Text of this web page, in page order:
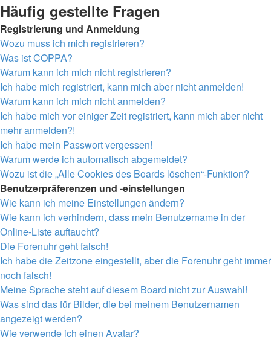
Häufig gestellte Fragen
Registrierung und Anmeldung
Wozu muss ich mich registrieren?
Was ist COPPA?
Warum kann ich mich nicht registrieren?
Ich habe mich registriert, kann mich aber nicht anmelden!
Warum kann ich mich nicht anmelden?
Ich habe mich vor einiger Zeit registriert, kann mich aber nicht
mehr anmelden?!
Ich habe mein Passwort vergessen!
Warum werde ich automatisch abgemeldet?
Wozu ist die „Alle Cookies des Boards löschen“-Funktion?
Benutzerpräferenzen und -einstellungen
Wie kann ich meine Einstellungen ändern?
Wie kann ich verhindern, dass mein Benutzername in der
Online-Liste auftaucht?
Die Forenuhr geht falsch!
Ich habe die Zeitzone eingestellt, aber die Forenuhr geht immer
noch falsch!
Meine Sprache steht auf diesem Board nicht zur Auswahl!
Was sind das für Bilder, die bei meinem Benutzernamen
angezeigt werden?
Wie verwende ich einen Avatar?